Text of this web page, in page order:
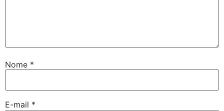
Nome *
E-mail *